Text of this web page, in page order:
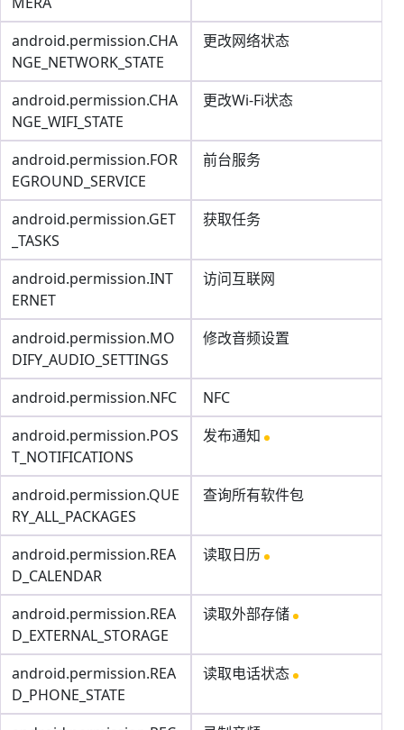
android.permission.CHA
NGE_NETWORK_STATE
更改网络状态
android.permission.CHA
NGE_WIFI_STATE
更改Wi-Fi状态
android.permission.FOR
EGROUND_SERVICE
前台服务
android.permission.GET
_TASKS
获取任务
android.permission.INT
ERNET
访问互联网
android.permission.MO
DIFY_AUDIO_SETTINGS
修改音频设置
android.permission.NFC
NFC
android.permission.POS
T_NOTIFICATIONS
发布通知
android.permission.QUE
RY_ALL_PACKAGES
查询所有软件包
android.permission.REA
D_CALENDAR
读取日历
android.permission.REA
D_EXTERNAL_STORAGE
读取外部存储
android.permission.REA
D_PHONE_STATE
读取电话状态